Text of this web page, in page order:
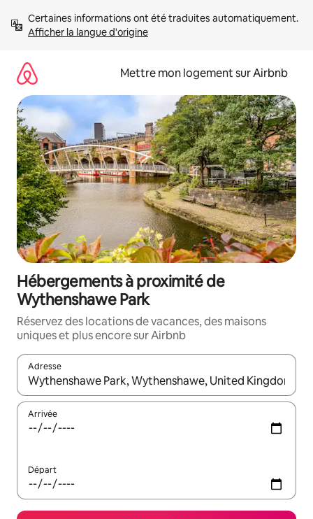
directement
Afficher la langue d'origine
Mettre mon logement sur Airbnb
Hébergements à proximité de
Wythenshawe Park
Réservez des locations de vacances, des maisons
uniques et plus encore sur Airbnb
Adresse
Lorsque les résultats s'affichent, utilisez les flèches vers le
Arrivée
Départ